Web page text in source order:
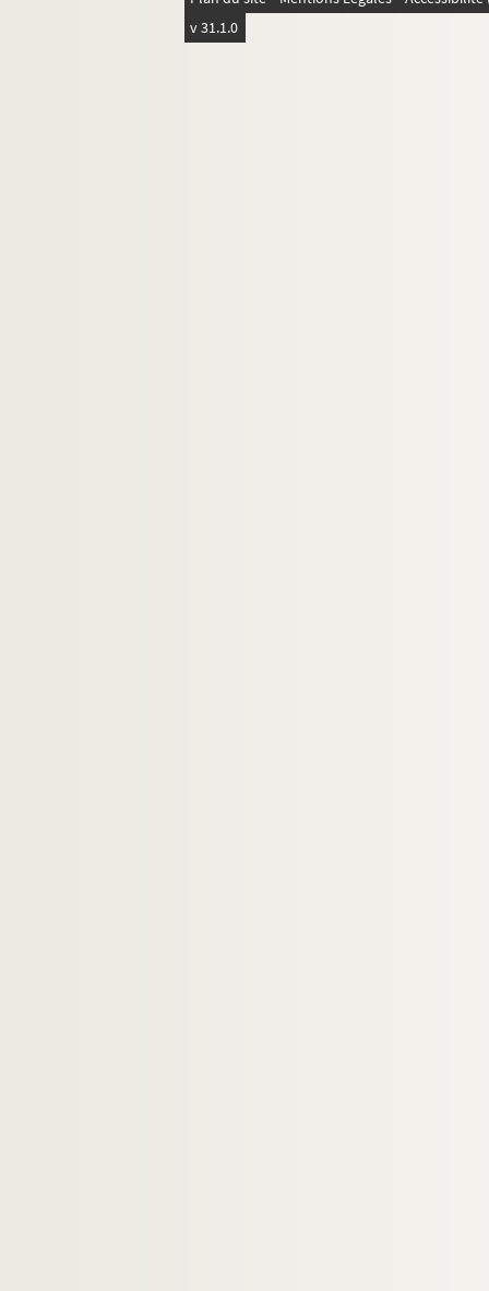
v 31.1.0